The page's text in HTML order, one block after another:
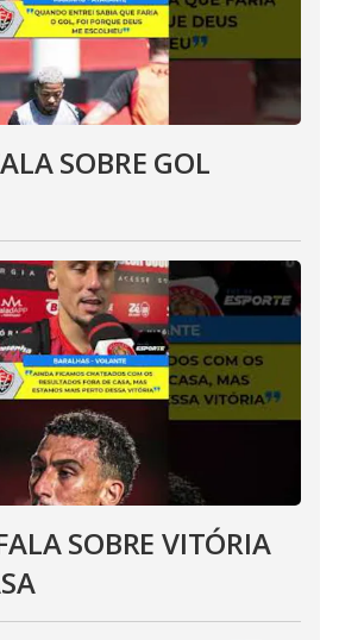
SOBRE GOL
SOBRE VITÓRIA